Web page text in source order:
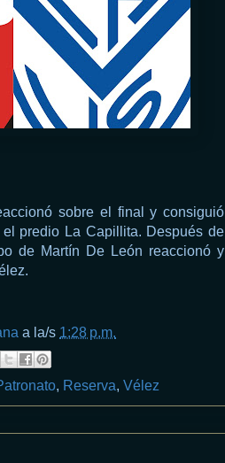
sobre el final y consiguió
predio La Capillita. Después de
de Martín De León reaccionó y
a la/s 1:28 p.m.
, Reserva, Vélez